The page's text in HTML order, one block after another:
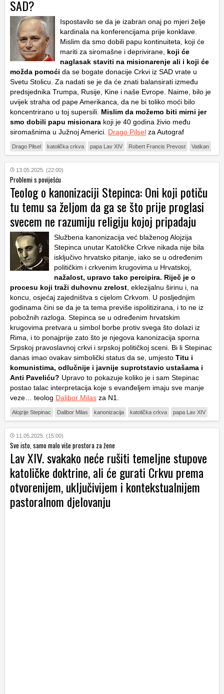
SAD?
Ispostavilo se da je izabran onaj po mjeri želje
kardinala na konferencijama prije konklave.
Mislim da smo dobili papu kontinuiteta, koji će
mariti za siromašne i deprivirane, koji će
naglasak staviti na misionarenje ali i koji će
možda pomoći da se bogate donacije Crkvi iz SAD vrate u
Svetu Stolicu. Za nadati se je da će znati balansirati između
predsjednika Trumpa, Rusije, Kine i naše Evrope. Naime, bilo je
uvijek straha od pape Amerikanca, da ne bi toliko moći bilo
koncentrirano u toj supersili. Mislim da možemo biti mirni jer
smo dobili papu misionara koji je 40 godina živio među
siromašnima u Južnoj Americi. Drago Pilsel za Autograf
Drago Pilsel katolička crkva papa Lav XIV Robert Francis Prevost Vatikan
13.05.2025. (22:00)
Problemi s poviješću
Teolog o kanonizaciji Stepinca: Oni koji potiču
tu temu sa željom da ga se što prije proglasi
svecem ne razumiju religiju kojoj pripadaju
Službena kanonizacija već blaženog Alojzija
Stepinca unutar Katoličke Crkve nikada nije bila
isključivo hrvatsko pitanje, iako se u određenim
političkim i crkvenim krugovima u Hrvatskoj,
nažalost, upravo tako percipira. Riječ je o
procesu koji traži duhovnu zrelost , eklezijalnu širinu i, na
koncu, osjećaj zajedništva s cijelom Crkvom. U posljednjim
godinama čini se da je ta tema previše ispolitizirana, i to ne iz
pobožnih razloga. Stepinca se u određenim hrvatskim
krugovima pretvara u simbol borbe protiv svega što dolazi iz
Rima, i to ponajprije zato što je njegova kanonizacija sporna
Srpskoj pravoslavnoj crkvi i srpskoj političkoj sceni. Bi li Stepinac
danas imao ovakav simbolički status da se, umjesto Titu i
komunistima, odlučnije i javnije suprotstavio ustašama i
Anti Paveliću? Upravo to pokazuje koliko je i sam Stepinac
postao talac interpretacija koje s evanđeljem imaju sve manje
veze… teolog Dalibor Milas za N1.
Alojzije Stepinac Dalibor Milas kanonizacija katolička crkva papa Lav XIV
11.05.2025. (15:00)
Sve isto, samo malo više prostora za žene
Lav XIV. svakako neće rušiti temeljne stupove
katoličke doktrine, ali će gurati Crkvu prema
otvorenijem, uključivijem i kontekstualnijem
pastoralnom djelovanju